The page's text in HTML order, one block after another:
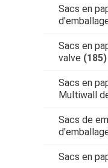
Sacs en
Sacs en
valve (185)
Sacs en
Multiwall
Sacs de
Sacs en